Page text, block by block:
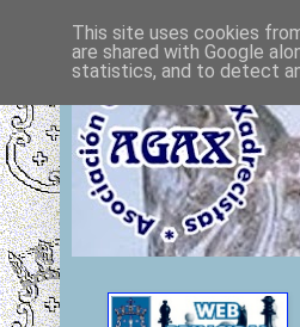
This site uses cookies
are shared with Google
statistics, and to detect